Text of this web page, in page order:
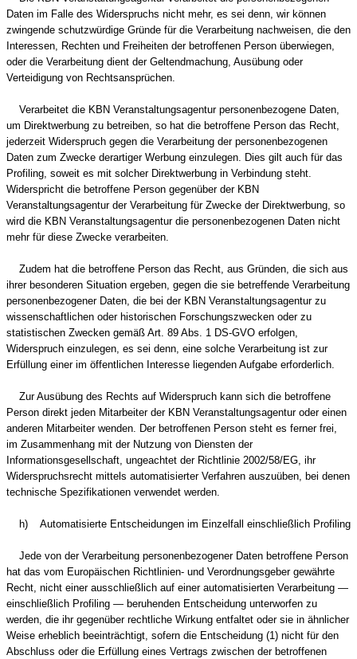
Daten im Falle des Widerspruchs nicht mehr, es sei denn, wir können
zwingende schutzwürdige Gründe für die Verarbeitung nachweisen, die den
Interessen, Rechten und Freiheiten der betroffenen Person überwiegen,
oder die Verarbeitung dient der Geltendmachung, Ausübung oder
Verteidigung von Rechtsansprüchen.
Verarbeitet die KBN Veranstaltungsagentur personenbezogene Daten,
um Direktwerbung zu betreiben, so hat die betroffene Person das Recht,
jederzeit Widerspruch gegen die Verarbeitung der personenbezogenen
Daten zum Zwecke derartiger Werbung einzulegen. Dies gilt auch für das
Profiling, soweit es mit solcher Direktwerbung in Verbindung steht.
Widerspricht die betroffene Person gegenüber der KBN
Veranstaltungsagentur der Verarbeitung für Zwecke der Direktwerbung, so
wird die KBN Veranstaltungsagentur die personenbezogenen Daten nicht
mehr für diese Zwecke verarbeiten.
Zudem hat die betroffene Person das Recht, aus Gründen, die sich aus
ihrer besonderen Situation ergeben, gegen die sie betreffende Verarbeitung
personenbezogener Daten, die bei der KBN Veranstaltungsagentur zu
wissenschaftlichen oder historischen Forschungszwecken oder zu
statistischen Zwecken gemäß Art. 89 Abs. 1 DS-GVO erfolgen,
Widerspruch einzulegen, es sei denn, eine solche Verarbeitung ist zur
Erfüllung einer im öffentlichen Interesse liegenden Aufgabe erforderlich.
Zur Ausübung des Rechts auf Widerspruch kann sich die betroffene
Person direkt jeden Mitarbeiter der KBN Veranstaltungsagentur oder einen
anderen Mitarbeiter wenden. Der betroffenen Person steht es ferner frei,
im Zusammenhang mit der Nutzung von Diensten der
Informationsgesellschaft, ungeachtet der Richtlinie 2002/58/EG, ihr
Widerspruchsrecht mittels automatisierter Verfahren auszuüben, bei denen
technische Spezifikationen verwendet werden.
h) Automatisierte Entscheidungen im Einzelfall einschließlich Profiling
Jede von der Verarbeitung personenbezogener Daten betroffene Person
hat das vom Europäischen Richtlinien- und Verordnungsgeber gewährte
Recht, nicht einer ausschließlich auf einer automatisierten Verarbeitung —
einschließlich Profiling — beruhenden Entscheidung unterworfen zu
werden, die ihr gegenüber rechtliche Wirkung entfaltet oder sie in ähnlicher
Weise erheblich beeinträchtigt, sofern die Entscheidung (1) nicht für den
Abschluss oder die Erfüllung eines Vertrags zwischen der betroffenen